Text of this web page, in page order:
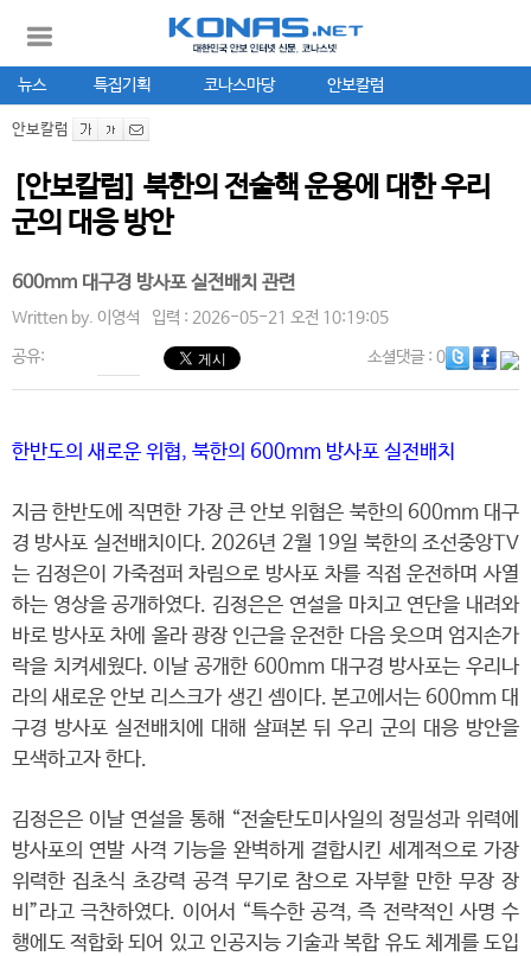
뉴스 특집기획 코나스마당 안보칼럼
안보칼럼
[안보칼럼] 북한의 전술핵 운용에 대한 우리
군의 대응 방안
600mm 대구경 방사포 실전배치 관련
Written by. 이영석 입력 : 2026-05-21 오전 10:19:05
공유: 소셜댓글: 0
한반도의 새로운 위협, 북한의 600mm 방사포 실전배치
지금 한반도에 직면한 가장 큰 안보 위협은 북한의 600mm 대구
경 방사포 실전배치이다. 2026년 2월 19일 북한의 조선중앙TV
는 김정은이 가죽점퍼 차림으로 방사포 차를 직접 운전하며 사열
하는 영상을 공개하였다. 김정은은 연설을 마치고 연단을 내려와
바로 방사포 차에 올라 광장 인근을 운전한 다음 웃으며 엄지손가
락을 치켜세웠다. 이날 공개한 600mm 대구경 방사포는 우리나
라의 새로운 안보 리스크가 생긴 셈이다. 본고에서는 600mm 대
구경 방사포 실전배치에 대해 살펴본 뒤 우리 군의 대응 방안을
모색하고자 한다.
김정은은 이날 연설을 통해 “전술탄도미사일의 정밀성과 위력에
방사포의 연발 사격 기능을 완벽하게 결합시킨 세계적으로 가장
위력한 집초식 초강력 공격 무기로 참으로 자부할 만한 무장 장
비”라고 극찬하였다. 이어서 “특수한 공격, 즉 전략적인 사명 수
행에도 적합화 되어 있고 인공지능 기술과 복합 유도 체계를 도입